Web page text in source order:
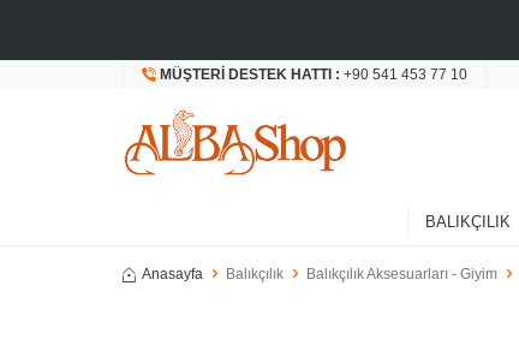
MÜŞTERI DESTEK HATTI : +90 541 453 77 10
BALIKÇILIK
Anasayfa Balıkçılık Balıkçılık Aksesuarları - Giyim